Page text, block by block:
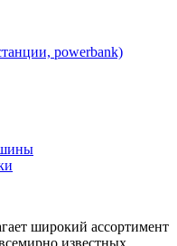
powerbank)
широкий ассортимент